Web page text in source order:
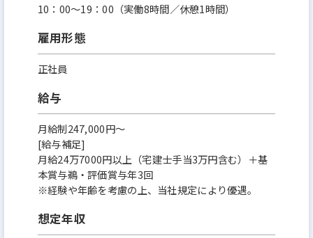
10：00～19：00（実働8時間／休憩1時間）
雇用形態
正社員
給与
月給制247,000円～
[給与補足]
月給24万7000円以上（宅建士手当3万円含む）＋基
本賞与鵜・評価賞与年3回
※経験や年齢を考慮の上、当社規定により優遇。
想定年収